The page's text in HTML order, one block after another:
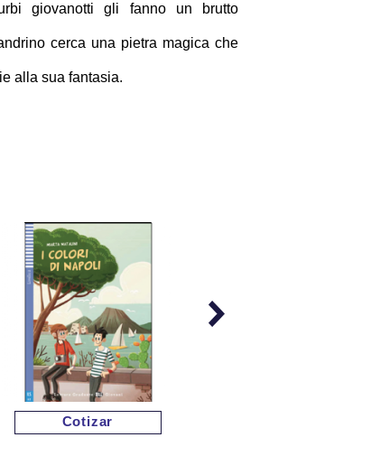
giovanotti gli fanno un brutto
cerca una pietra magica che
alla sua fantasia.
Cotizar